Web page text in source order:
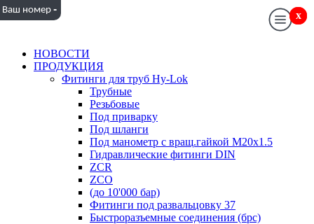
НОВОСТИ
ПРОДУКЦИЯ
Фитинги для труб Hy-Lok
Трубные
Резьбовые
Под приварку
Под шланги
Под манометр с вращ.гайкой M20x1.5
Гидравлические фитинги DIN
ZCR
ZCO
(до 10'000 бар)
Фитинги под развальцовку 37
Быстроразъемные соединения (брс)
x
Ваш номер - x